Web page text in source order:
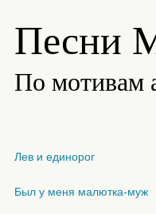
Песни
По мотивам
Лев и единорог
Был у меня малютка-муж